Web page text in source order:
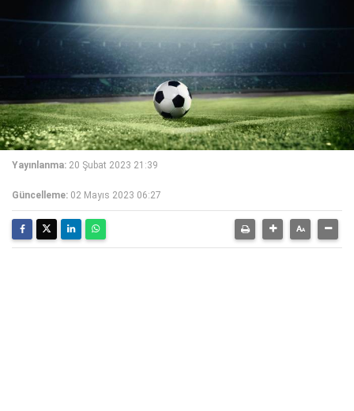
Yayınlanma: 20 Şubat 2023 21:39
Güncelleme: 02 Mayıs 2023 06:27